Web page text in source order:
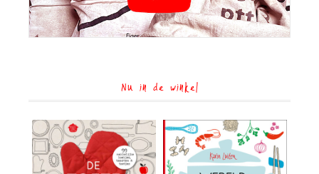
Nu in de winkel